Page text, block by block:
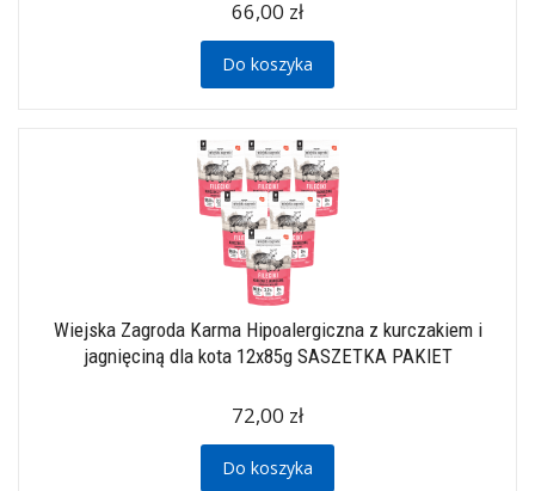
66,00 zł
Do koszyka
Wiejska Zagroda Karma Hipoalergiczna z kurczakiem i
jagnięciną dla kota 12x85g SASZETKA PAKIET
72,00 zł
Do koszyka